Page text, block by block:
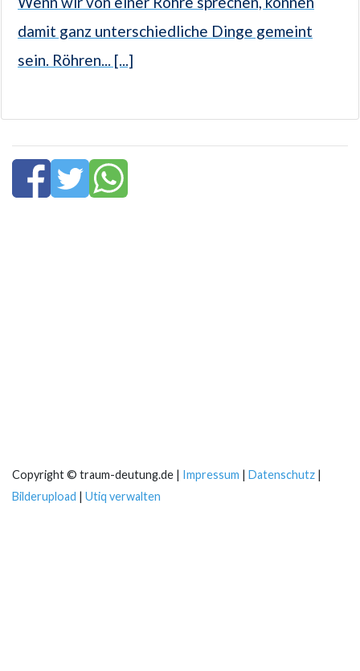
damit ganz unterschiedliche Dinge gemeint
sein. Röhren... [...]
Copyright © traum-deutung.de | Impressum | Datenschutz |
Bilderupload | Utiq verwalten